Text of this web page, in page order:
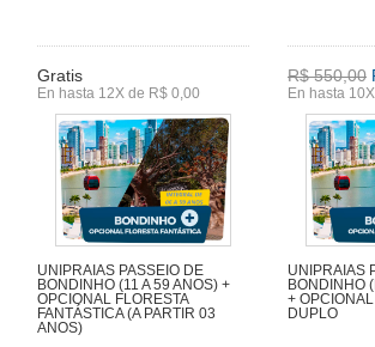
Gratis
En hasta 12X de R$ 0,00
R$ 550,00
En hasta
UNIPRAIAS PASSEIO DE
BONDINHO (11 A 59 ANOS) +
OPCIONAL FLORESTA
FANTÁSTICA (A PARTIR 03
ANOS)
UNIPRAIAS
BONDINHO
+
DUPLO